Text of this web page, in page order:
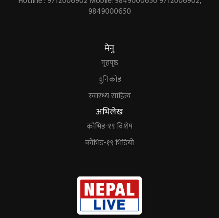
9849000650
मेनु
गृहपृष्ठ
युनिकोड
स्वास्थ्य साहित्य
अभिलेख
कोभिड-१९ विशेष
कोभिड-१९ भिडियो